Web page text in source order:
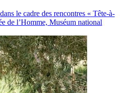
le cadre des rencontres « Tête-à-
de l’Homme, Muséum national